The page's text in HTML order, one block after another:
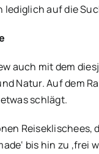
lediglich auf die
auch mit dem
Natur. Auf dem
schlägt.
Reiseklischees,
bis hin zu